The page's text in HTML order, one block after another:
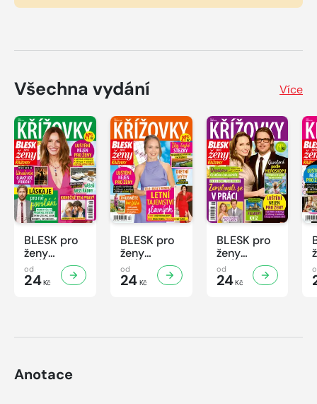
Všechna vydání Více
BLESK pro
ženy
KŘÍŽOVKY
- 8/2026
od
24Kč
BLESK pro
ženy
KŘÍŽOVKY
- 7/2026
od
24Kč
BLESK pro
ženy
KŘÍŽOVKY
- 6/2026
od
24Kč
Anotace